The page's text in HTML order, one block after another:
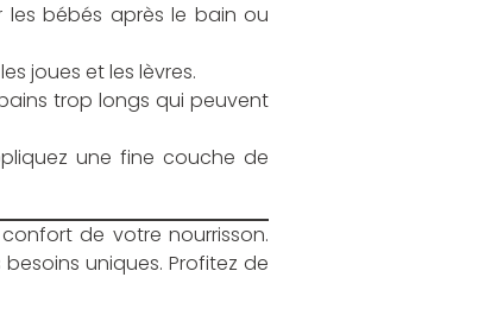
les bébés après le bain ou
joues et les lèvres.
trop longs qui peuvent
une fine couche de
de votre nourrisson.
uniques. Profitez de